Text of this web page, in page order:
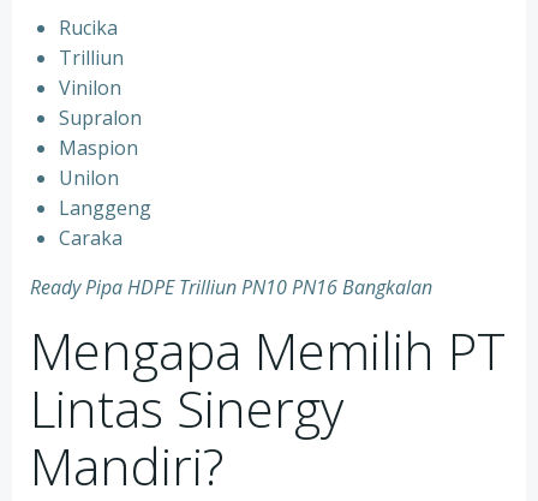
Rucika
Trilliun
Vinilon
Supralon
Maspion
Unilon
Langgeng
Caraka
Ready Pipa HDPE Trilliun PN10 PN16 Bangkalan
Mengapa Memilih PT
Lintas Sinergy
Mandiri?